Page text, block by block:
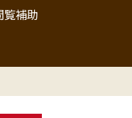
覧補助